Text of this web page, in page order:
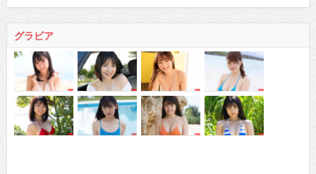
グラビア